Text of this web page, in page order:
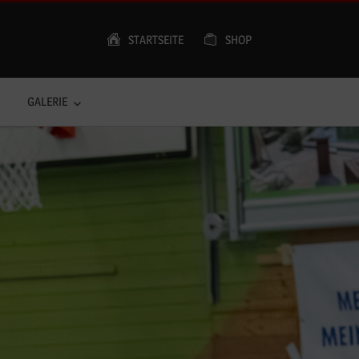
STARTSEITE SHOP
GALERIE